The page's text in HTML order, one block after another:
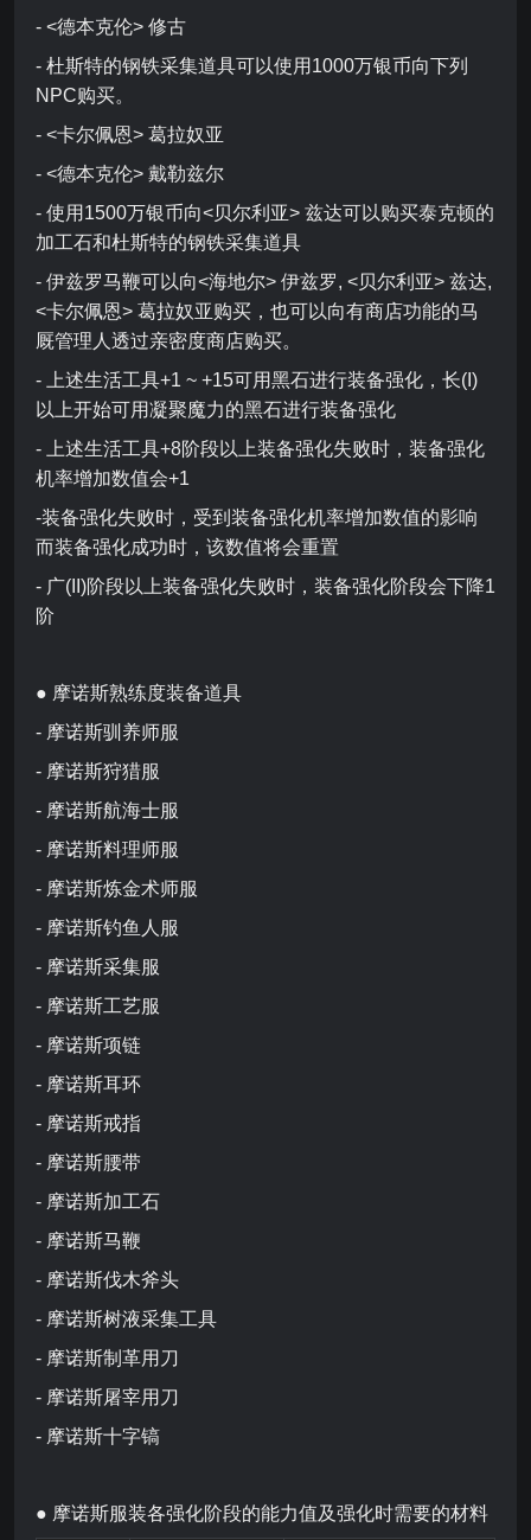
- <德本克伦> 修古
- 杜斯特的钢铁采集道具可以使用1000万银币向下列
NPC购买。
- <卡尔佩恩> 葛拉奴亚
- <德本克伦> 戴勒兹尔
- 使用1500万银币向<贝尔利亚> 兹达可以购买泰克顿的
加工石和杜斯特的钢铁采集道具
- 伊兹罗马鞭可以向<海地尔> 伊兹罗, <贝尔利亚> 兹达,
<卡尔佩恩> 葛拉奴亚购买，也可以向有商店功能的马
厩管理人透过亲密度商店购买。
- 上述生活工具+1 ~ +15可用黑石进行装备强化，长(I)
以上开始可用凝聚魔力的黑石进行装备强化
- 上述生活工具+8阶段以上装备强化失败时，装备强化
机率增加数值会+1
-装备强化失败时，受到装备强化机率增加数值的影响
而装备强化成功时，该数值将会重置
- 广(II)阶段以上装备强化失败时，装备强化阶段会下降1
阶
● 摩诺斯熟练度装备道具
- 摩诺斯驯养师服
- 摩诺斯狩猎服
- 摩诺斯航海士服
- 摩诺斯料理师服
- 摩诺斯炼金术师服
- 摩诺斯钓鱼人服
- 摩诺斯采集服
- 摩诺斯工艺服
- 摩诺斯项链
- 摩诺斯耳环
- 摩诺斯戒指
- 摩诺斯腰带
- 摩诺斯加工石
- 摩诺斯马鞭
- 摩诺斯伐木斧头
- 摩诺斯树液采集工具
- 摩诺斯制革用刀
- 摩诺斯屠宰用刀
- 摩诺斯十字镐
● 摩诺斯服装各强化阶段的能力值及强化时需要的材料